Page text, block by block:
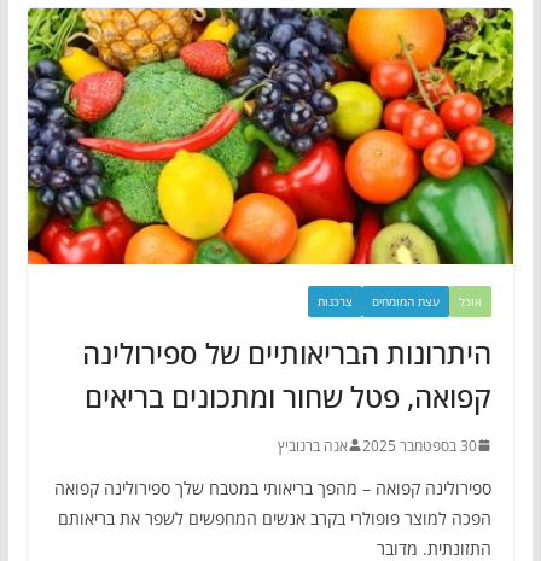
אוכל עצת המומחים צרכנות
היתרונות הבריאותיים של ספירולינה
קפואה, פטל שחור ומתכונים בריאים
30 בספטמבר 2025 אנה ברנוביץ
ספירולינה קפואה – מהפך בריאותי במטבח שלך ספירולינה קפואה
הפכה למוצר פופולרי בקרב אנשים המחפשים לשפר את בריאותם
התזונתית. מדובר